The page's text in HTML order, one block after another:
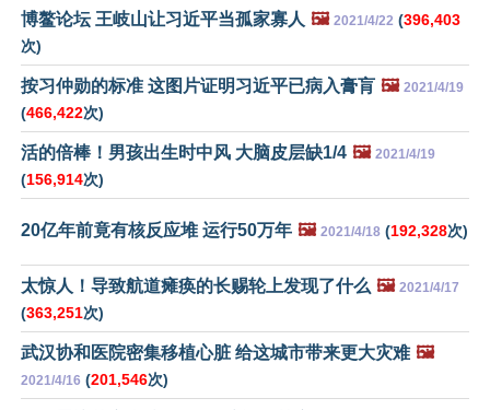
博鳌论坛 王岐山让习近平当孤家寡人 🖼️ 2021/4/22 (396,403
次)
按习仲勋的标准 这图片证明习近平已病入膏肓 🖼️ 2021/4/19
(466,422次)
活的倍棒！男孩出生时中风 大脑皮层缺1/4 🖼️ 2021/4/19
(156,914次)
20亿年前竟有核反应堆 运行50万年 🖼️ 2021/4/18 (192,328次)
太惊人！导致航道瘫痪的长赐轮上发现了什么 🖼️ 2021/4/17
(363,251次)
武汉协和医院密集移植心脏 给这城市带来更大灾难 🖼️
2021/4/16 (201,546次)